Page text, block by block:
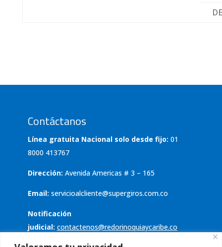
Contáctanos
Línea gratuita Nacional solo desde fijo: 01
8000 413767
Dirección: Avenida Americas # 3 – 165
Email: servicioalcliente@supergiros.com.co
Notificación
judicial: contactenos@redorinoquiaycaribe.co